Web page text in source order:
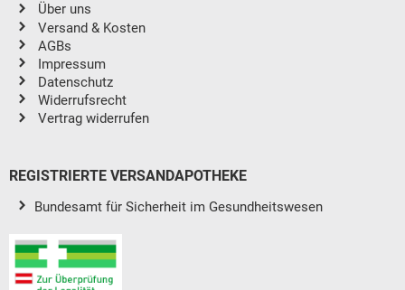
Über uns
Versand & Kosten
AGBs
Impressum
Datenschutz
Widerrufsrecht
Vertrag widerrufen
REGISTRIERTE VERSANDAPOTHEKE
Bundesamt für Sicherheit im Gesundheitswesen